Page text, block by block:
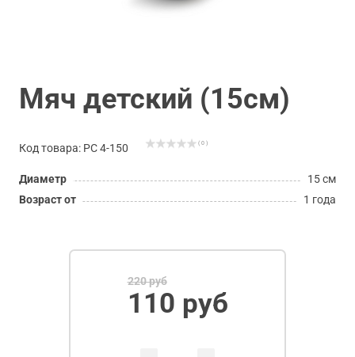
Мяч детский (15см)
Код товара: РС 4-150 ( 0 )
Диаметр
15 см
Возраст от
1 года
220 руб
110 руб